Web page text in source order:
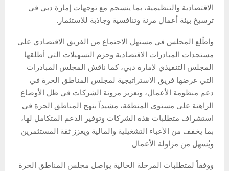
الاقتصادية والتنظيمية، بما ينسجم مع توجهات إمارة دبي في
ترسيخ بيئة أعمال مرنة وتنافسية وجاذبة للاستثمار.
واطّلع المجلس في مستهل الاجتماع من الفريق الاقتصادي على
مستجدات المبادرات الاقتصادية وحزم التسهيلات التي أطلقها
المجلس التنفيذي لإمارة دبي، كما ناقش المجلس المبادرات
التي عرضها فريق الاستراتيجية لمجلس المناطق الحرة في
دعم منظومة الأعمال، وتعزيز مرونة الشركات في ظل الأوضاع
الراهنة على مستوى المنطقة، مشيداً بنهج المناطق الحرة في
استشراف متطلبات هذه الشركات وتوفير الدعم المتكامل لها،
بما يخفف من الأعباء التشغيلية والمالية ويعزز ثقة المستثمرين
ويُسهل من مزاولة الأعمال.
ووفقاً لمتطلبات المرحلة الحالية يواصل مجلس المناطق الحرة